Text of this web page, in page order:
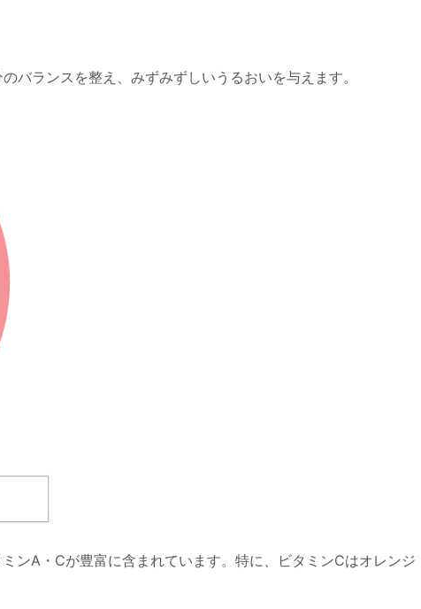
バランスを整え、みずみずしいうるおいを与えます。
ンA・Cが豊富に含まれています。特に、ビタミンCはオレンジ